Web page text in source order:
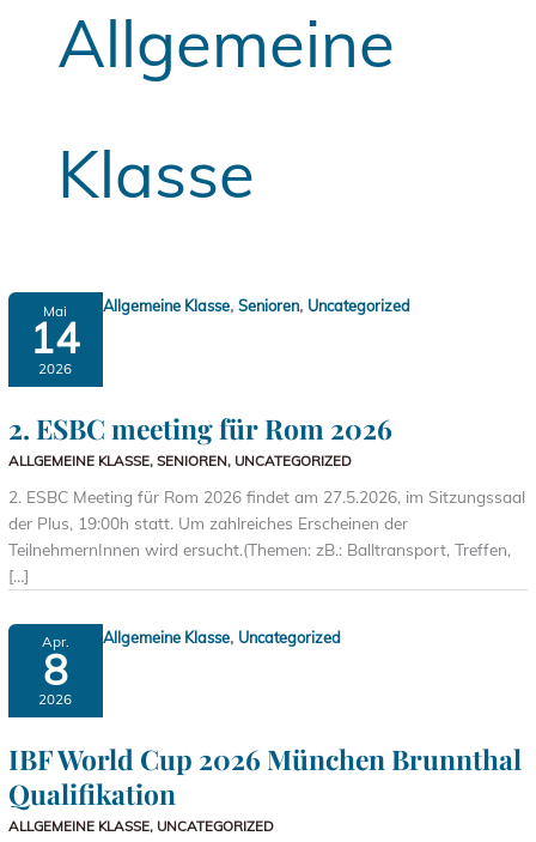
Allgemeine
Klasse
Mai
14
2026
Allgemeine Klasse, Senioren, Uncategorized
2. ESBC meeting für Rom 2026
ALLGEMEINE KLASSE,SENIOREN, UNCATEGORIZED
2. ESBC Meeting für Rom 2026 findet am 27.5.2026, im Sitzungssaal
der Plus, 19:00h statt. Um zahlreiches Erscheinen der
TeilnehmernInnen wird ersucht.(Themen: zB.: Balltransport, Treffen,
[…]
Apr.
8
2026
Allgemeine Klasse, Uncategorized
IBF World Cup 2026 München Brunnthal
Qualifikation
ALLGEMEINE KLASSE, UNCATEGORIZED